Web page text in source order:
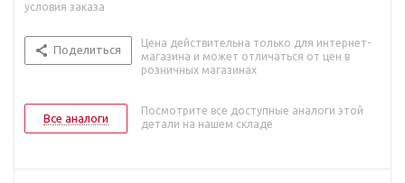
условия заказа
Поделиться
Цена действительна только для интернет-
магазина и может отличаться от цен в
розничных магазинах
Все аналоги
Посмотрите все доступные аналоги этой
детали на нашем складе